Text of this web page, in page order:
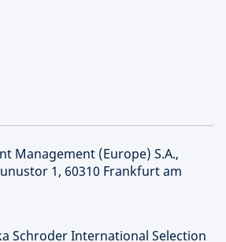
Management (Europe) S.A.,
1, 60310 Frankfurt am
Schroder International Selection